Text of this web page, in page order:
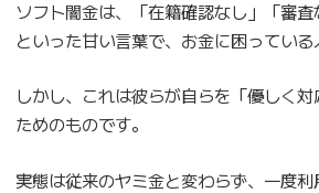
ソフト闇金は、「在籍確認なし」「審査
といった甘い言葉で、お金に困っている
しかし、これは彼らが自らを「優しく
ためのものです。
実態は従来のヤミ金と変わらず、一度